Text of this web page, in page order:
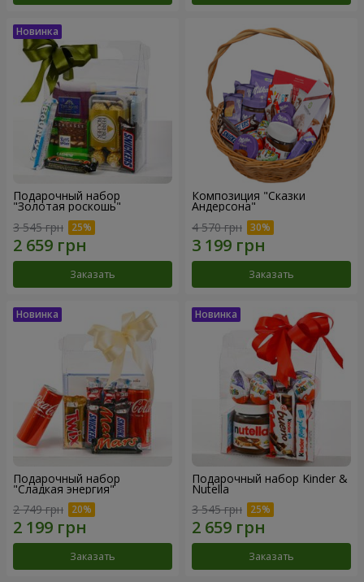
Подарочный набор
"Золотая роскошь"
3 545 грн
Заказать
Композиция "Сказки
Андерсона"
4 570 грн
Заказать
Подарочный набор
"Сладкая энергия"
2 749 грн
Заказать
Подарочный набор Kinder &
Nutella
3 545 грн
Заказать